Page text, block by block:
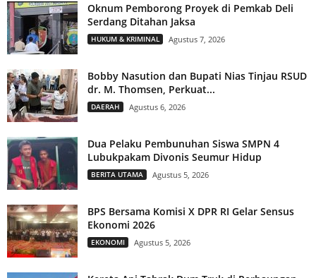
Oknum Pemborong Proyek di Pemkab Deli
Serdang Ditahan Jaksa
HUKUM & KRIMINAL Agustus 7, 2026
Bobby Nasution dan Bupati Nias Tinjau RSUD
dr. M. Thomsen, Perkuat...
DAERAH Agustus 6, 2026
Dua Pelaku Pembunuhan Siswa SMPN 4
Lubukpakam Divonis Seumur Hidup
BERITA UTAMA Agustus 5, 2026
BPS Bersama Komisi X DPR RI Gelar Sensus
Ekonomi 2026
EKONOMI Agustus 5, 2026